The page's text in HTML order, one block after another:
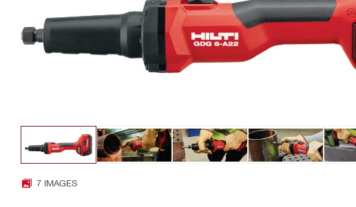
7 IMAGES